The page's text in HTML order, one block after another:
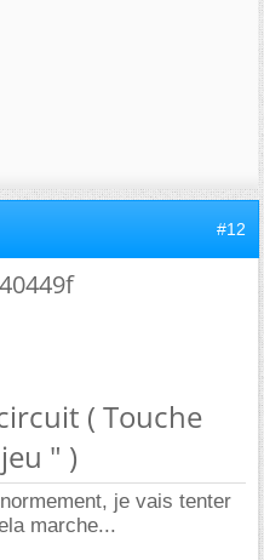
#12
( Touche
" )
je vais tenter
marche...